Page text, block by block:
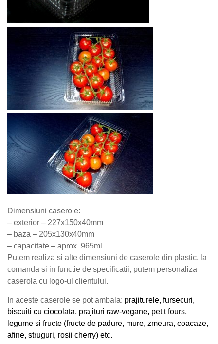
Dimensiuni caserole:
– exterior – 227x150x40mm
– baza – 205x130x40mm
– capacitate – aprox. 965ml
Putem realiza si alte dimensiuni de caserole din plastic, la
comanda si in functie de specificatii, putem personaliza
caserola cu logo-ul clientului.
In aceste caserole se pot ambala: prajiturele, fursecuri,
biscuiti cu ciocolata, prajituri raw-vegane, petit fours,
legume si fructe (fructe de padure, mure, zmeura, coacaze,
afine, struguri, rosii cherry) etc.